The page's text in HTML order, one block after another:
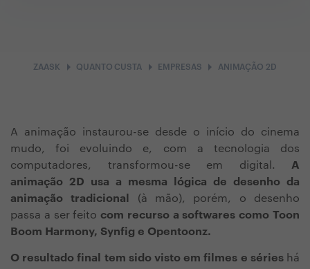
ZAASK arrow_right QUANTO CUSTAarrow_right EMPRESAS arrow_right ANIMAÇÃO 2D
A animação instaurou-se desde o início do cinema
mudo, foi evoluindo e, com a tecnologia dos
computadores, transformou-se em digital. A
animação 2D usa a mesma lógica de desenho da
animação tradicional
(à mão), porém, o desenho
passa a ser feito com recurso a softwares como Toon
Boom Harmony, Synfig e Opentoonz.
O resultado final tem sido visto em filmes e sérieshá